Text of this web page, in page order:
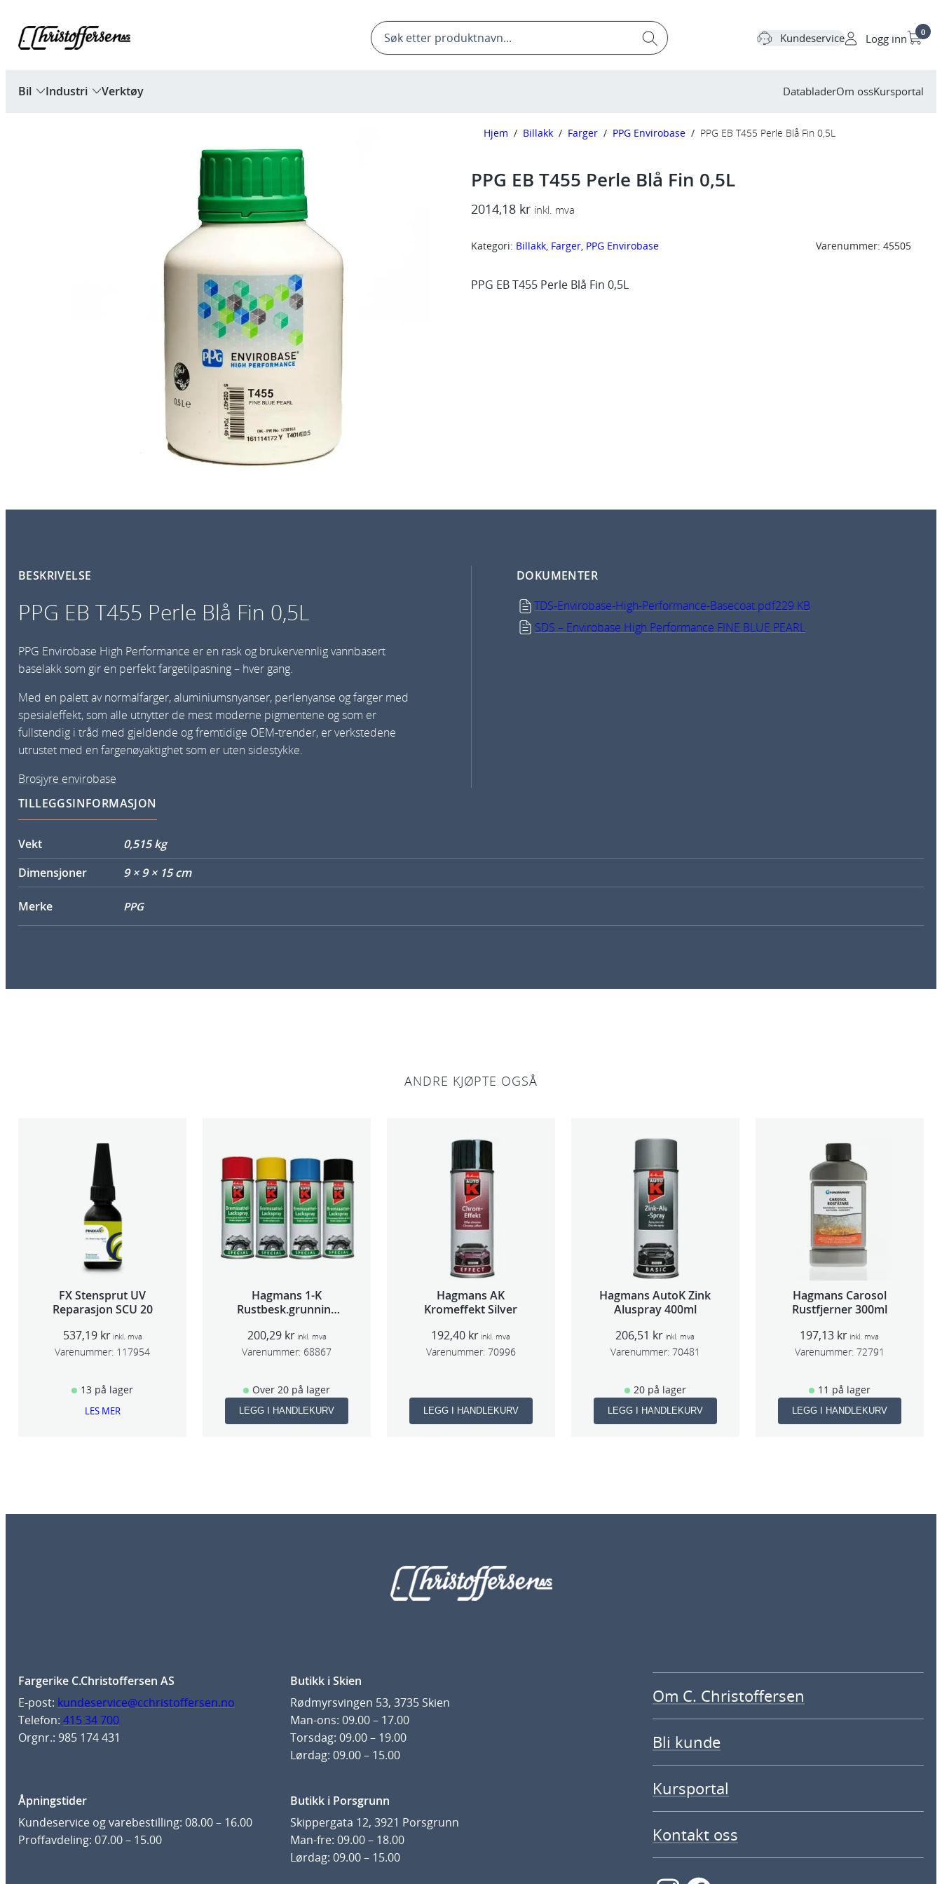
innhold
Products
search Kundeservice Logg inn 0
Bil Industri Verktøy DatabladerOm ossKursportal
Hjem / Billakk / Farger / PPG Envirobase / PPG EB T455 Perle Blå Fin 0,5L
PPG EB T455 Perle Blå Fin 0,5L
2014,18 kr inkl. mva
Kategori: Billakk, Farger, PPG Envirobase Varenummer: 45505
PPG EB T455 Perle Blå Fin 0,5L
BESKRIVELSE
PPG EB T455 Perle Blå Fin 0,5L
PPG Envirobase High Performance er en rask og brukervennlig vannbasert
baselakk som gir en perfekt fargetilpasning – hver gang.
Med en palett av normalfarger, aluminiumsnyanser, perlenyanse og farger med
spesialeffekt, som alle utnytter de mest moderne pigmentene og som er
fullstendig i tråd med gjeldende og fremtidige OEM-trender, er verkstedene
utrustet med en fargenøyaktighet som er uten sidestykke.
Brosjyre envirobase
DOKUMENTER
TDS-Envirobase-High-Performance-Basecoat.pdf229 KB
SDS – Envirobase High Performance FINE BLUE PEARL
TILLEGGSINFORMASJON
Vekt
0,515 kg
Dimensjoner
9 × 9 × 15 cm
Merke PPG
ANDRE KJØPTE OGSÅ
FX Stensprut UV
Reparasjon SCU 20
537,19 kr inkl. mva
Varenummer: 117954
13 på lager
LES MER
Hagmans 1-K
Rustbesk.grunning
200,29 kr inkl. mva
Varenummer: 68867
Over 20 på lager
LEGG I HANDLEKURV
Hagmans AK
Kromeffekt Silver
192,40 kr inkl. mva
Varenummer: 70996
LEGG I HANDLEKURV
Hagmans AutoK Zink
Aluspray 400ml
206,51 kr inkl. mva
Varenummer: 70481
20 på lager
LEGG I HANDLEKURV
Hagmans Carosol
Rustfjerner 300ml
197,13 kr inkl. mva
Varenummer: 72791
11 på lager
LEGG I HANDLEKURV
Fargerike C.Christoffersen AS
E-post: kundeservice@cchristoffersen.no
Telefon: 415 34 700
Orgnr.: 985 174 431
Butikk i Skien
Rødmyrsvingen 53, 3735 Skien
Man-ons: 09.00 – 17.00
Torsdag: 09.00 – 19.00
Lørdag: 09.00 – 15.00
Åpningstider
Kundeservice og varebestilling: 08.00 – 16.00
Proffavdeling: 07.00 – 15.00
Butikk i Porsgrunn
Skippergata 12, 3921 Porsgrunn
Man-fre: 09.00 – 18.00
Lørdag: 09.00 – 15.00
Om C. Christoffersen
Bli kunde
Kursportal
Kontakt oss